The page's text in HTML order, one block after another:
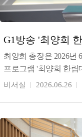
G1방송 '최양희
최양희 총장은 2026년
프로그램 '최양희 한
30 선정 이후 한림대학
비서실 2026.06.26